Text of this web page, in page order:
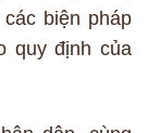
biện pháp
quy định của